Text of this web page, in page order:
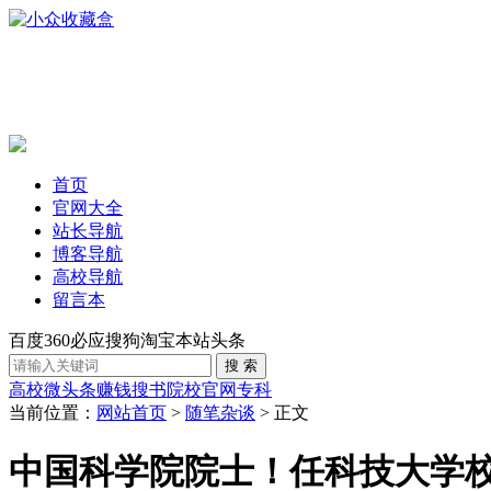
首页
官网大全
站长导航
博客导航
高校导航
留言本
百度360必应搜狗淘宝本站头条
高校微头条赚钱搜书院校官网专科
当前位置： 网站首页 > 随笔杂谈 > 正文
中国科学院院士！任科技大学